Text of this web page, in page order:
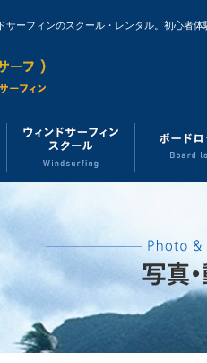
サーフィンのスクール・レンタル。初心者体